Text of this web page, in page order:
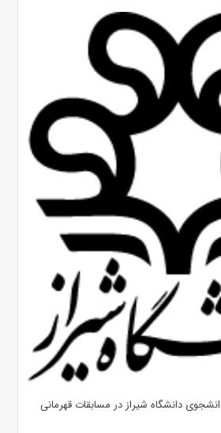
دانشگاه شیراز در مسابقات قهرمانی